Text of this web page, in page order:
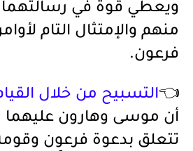
ويعطي قوة في
منهم والإمتثال التام
فرعون.
👈التسبيح من خلال
أن موسى وهارون عليهما
تتعلق بدعوة فرعون وقومه